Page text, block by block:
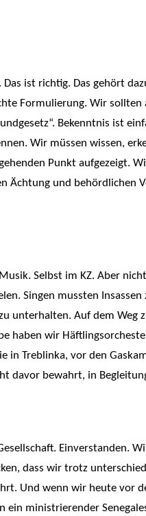
ist richtig. Das gehört
Formulierung. Wir
Bekenntnis ist
Wir müssen wissen,
Punkt aufgezeigt.
Ächtung und
Selbst im KZ. Aber
Singen mussten
unterhalten. Auf dem Weg
haben wir
in Treblinka, vor den
davor bewahrt, in
Einverstanden.
dass wir trotz
Und wenn wir heute vor
ein ministrierender